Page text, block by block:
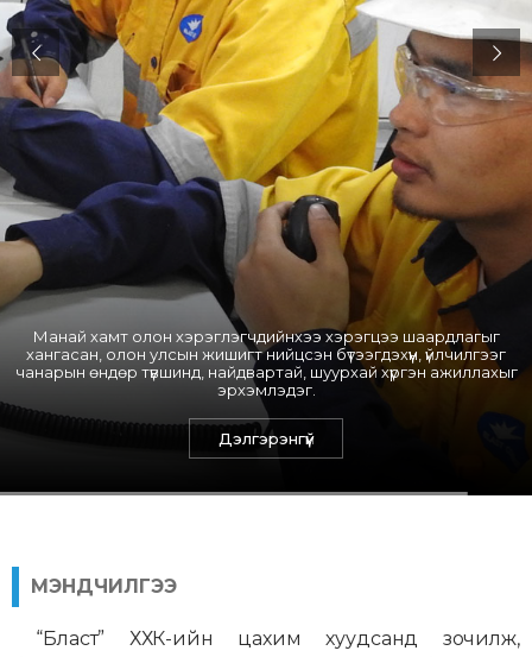
Дэлгэрэнгүй
МЭНДЧИЛГЭЭ
“Бласт” ХХК-ийн цахим хуудсанд зочилж,